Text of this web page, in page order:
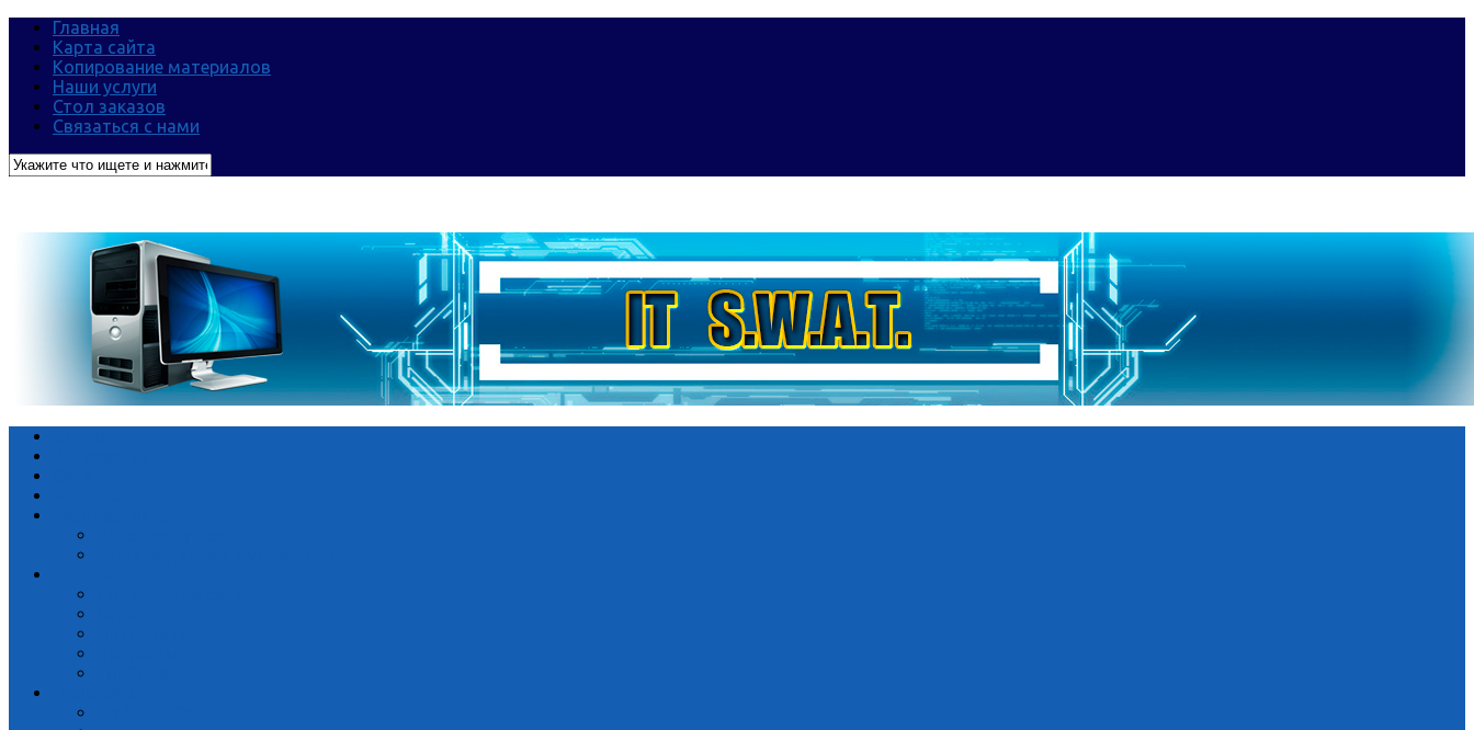
Главная
Карта сайта
Копирование материалов
Наши услуги
Стол заказов
Связаться с нами